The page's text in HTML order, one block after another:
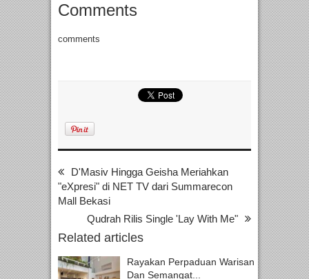
Comments
comments
D'Masiv Hingga Geisha Meriahkan
"eXpresi" di NET TV dari Summarecon
Mall Bekasi
Qudrah Rilis Single 'Lay With Me"
Related articles
Rayakan Perpaduan Warisan
Dan Semangat...